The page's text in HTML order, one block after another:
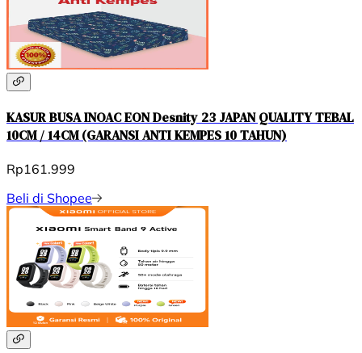
KASUR BUSA INOAC EON Desnity 23 JAPAN QUALITY TEBAL
10CM / 14CM (GARANSI ANTI KEMPES 10 TAHUN)
Rp161.999
Beli di Shopee